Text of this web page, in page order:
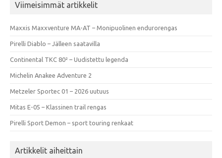
Viimeisimmät artikkelit
Maxxis Maxxventure MA-AT – Monipuolinen endurorengas
Pirelli Diablo – Jälleen saatavilla
Continental TKC 80² – Uudistettu legenda
Michelin Anakee Adventure 2
Metzeler Sportec 01 – 2026 uutuus
Mitas E-05 – Klassinen trail rengas
Pirelli Sport Demon – sport touring renkaat
Artikkelit aiheittain